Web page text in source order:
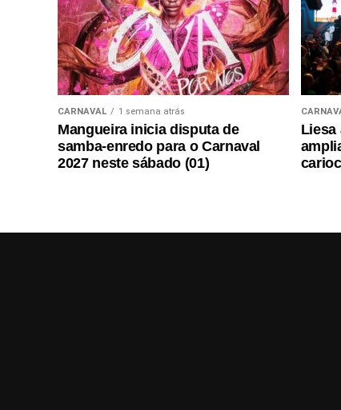
CARNAVAL 1 semana atrás
Mangueira inicia disputa de
samba-enredo para o Carnaval
2027 neste sábado (01)
Liesa